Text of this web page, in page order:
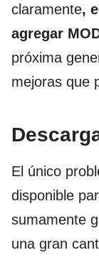
claramente,
agregar
próxima
mejoras que
El único
disponible
sumamente
una gran